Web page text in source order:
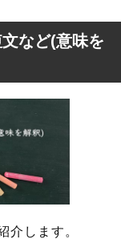
など(意味を
介します。